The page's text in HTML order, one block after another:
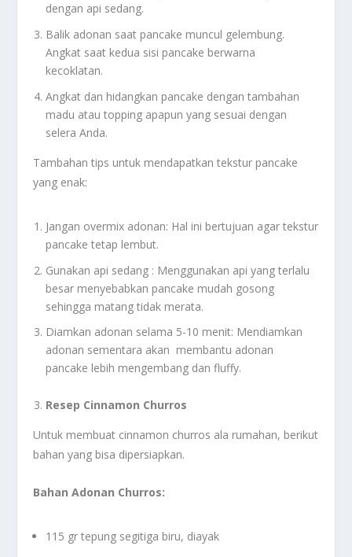
dengan api sedang.
Balik adonan saat pancake muncul gelembung.
Angkat saat kedua sisi pancake berwarna
kecoklatan.
Angkat dan hidangkan pancake dengan tambahan
madu atau topping apapun yang sesuai dengan
selera Anda.
Tambahan tips untuk mendapatkan tekstur pancake
yang enak:
Jangan overmix adonan: Hal ini bertujuan agar tekstur
pancake tetap lembut.
Gunakan api sedang : Menggunakan api yang terlalu
besar menyebabkan pancake mudah gosong
sehingga matang tidak merata.
Diamkan adonan selama 5-10 menit: Mendiamkan
adonan sementara akan membantu adonan
pancake lebih mengembang dan fluffy.
Resep Cinnamon Churros
Untuk membuat cinnamon churros ala rumahan, berikut
bahan yang bisa dipersiapkan.
Bahan Adonan Churros:
115 gr tepung segitiga biru, diayak